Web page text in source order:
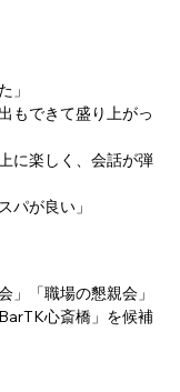
」
もできて盛り上がっ
に楽しく、会話が弾
パが良い」
」「職場の懇親会」
心斎橋」を候補